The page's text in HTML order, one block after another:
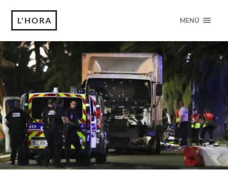
L'HORA MENÚ